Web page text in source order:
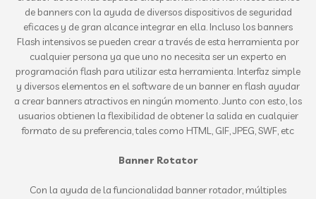
de banners con la ayuda de diversos dispositivos de seguridad
eficaces y de gran alcance integrar en ella. Incluso los banners
Flash intensivos se pueden crear a través de esta herramienta por
cualquier persona ya que uno no necesita ser un experto en
programación flash para utilizar esta herramienta. Interfaz simple
y diversos elementos en el software de un banner en flash ayudar
a crear banners atractivos en ningún momento. Junto con esto, los
usuarios obtienen la flexibilidad de obtener la salida en cualquier
formato de su preferencia, tales como HTML, GIF, JPEG, SWF, etc
Banner Rotator
Con la ayuda de la funcionalidad banner rotador, múltiples